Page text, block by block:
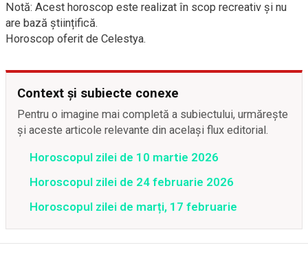
Notă: Acest horoscop este realizat în scop recreativ și nu
are bază științifică.
Horoscop oferit de Celestya.
Context și subiecte conexe
Pentru o imagine mai completă a subiectului, urmărește
și aceste articole relevante din același flux editorial.
Horoscopul zilei de 10 martie 2026
Horoscopul zilei de 24 februarie 2026
Horoscopul zilei de marți, 17 februarie